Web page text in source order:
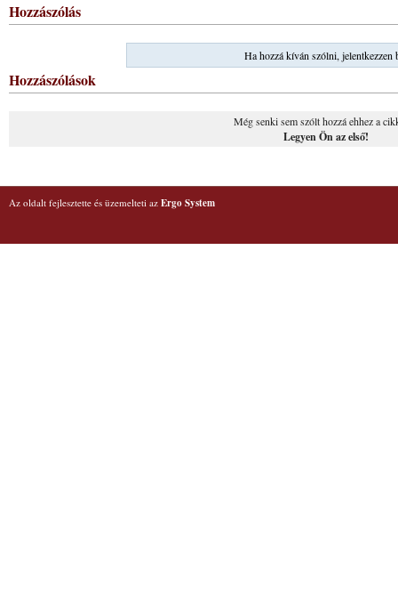
Hozzászólás
Ha hozzá kíván szólni, jelentkezzen
Hozzászólások
Még senki sem szólt hozzá ehhez a
Legyen Ön az első!
Az oldalt fejlesztette és üzemelteti az Ergo System